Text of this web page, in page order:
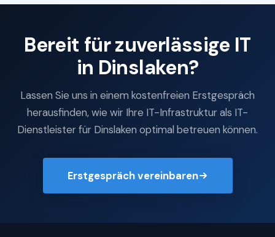
Bereit für zuverlässige IT
in Dinslaken?
Lassen Sie uns in einem kostenfreien Erstgespräch
herausfinden, wie wir Ihre IT-Infrastruktur als IT-
Dienstleister für Dinslaken optimal betreuen können.
Erstgespräch vereinbaren